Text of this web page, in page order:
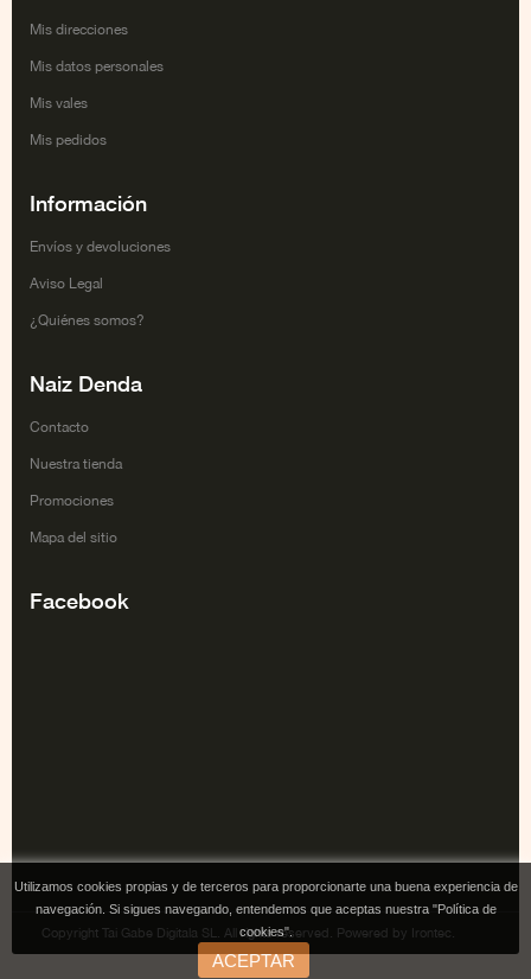
Mis direcciones
Mis datos personales
Mis vales
Mis pedidos
Información
Envíos y devoluciones
Aviso Legal
¿Quiénes somos?
Naiz Denda
Contacto
Nuestra tienda
Promociones
Mapa del sitio
Facebook
Utilizamos cookies propias y de terceros para proporcionarte una buena experiencia de
navegación. Si sigues navegando, entendemos que aceptas nuestra "Política de
cookies".
ACEPTAR
Copyright Tai Gabe Digitala SL. All rights reserved. Powered by Irontec.